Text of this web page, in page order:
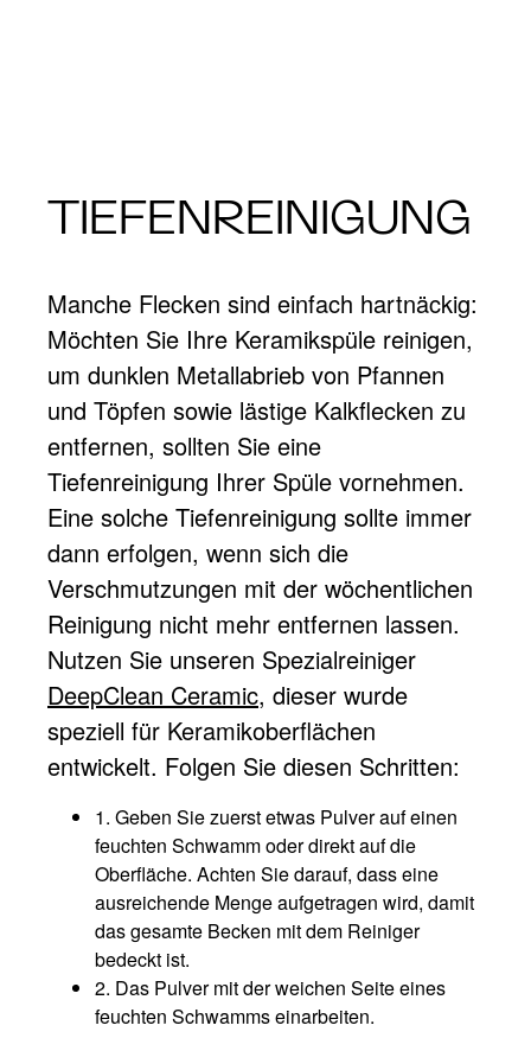
TIEFENREINIGUNG
Manche Flecken sind einfach hartnäckig:
Möchten Sie Ihre Keramikspüle reinigen,
um dunklen Metallabrieb von Pfannen
und Töpfen sowie lästige Kalkflecken zu
entfernen, sollten Sie eine
Tiefenreinigung Ihrer Spüle vornehmen.
Eine solche Tiefenreinigung sollte immer
dann erfolgen, wenn sich die
Verschmutzungen mit der wöchentlichen
Reinigung nicht mehr entfernen lassen.
Nutzen Sie unseren Spezialreiniger
DeepClean Ceramic, dieser wurde
speziell für Keramikoberflächen
entwickelt. Folgen Sie diesen Schritten:
1. Geben Sie zuerst etwas Pulver auf einen
feuchten Schwamm oder direkt auf die
Oberfläche. Achten Sie darauf, dass eine
ausreichende Menge aufgetragen wird, damit
das gesamte Becken mit dem Reiniger
bedeckt ist.
2. Das Pulver mit der weichen Seite eines
feuchten Schwamms einarbeiten.